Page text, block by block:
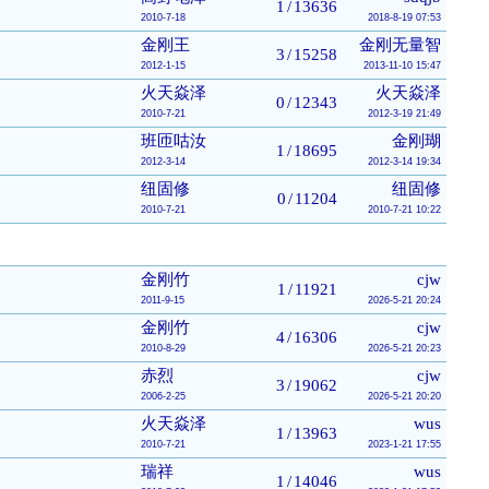
2010-7-18
1 /13636
2018-8-19 07:53
金刚王
2012-1-15
3 /15258
金刚无量智
2013-11-10 15:47
火天焱泽
2010-7-21
0 /12343
火天焱泽
2012-3-19 21:49
班匝咕汝
2012-3-14
1 /18695
金刚瑚
2012-3-14 19:34
纽固修
2010-7-21
0 /11204
纽固修
2010-7-21 10:22
金刚竹
2011-9-15
1 /11921
cjw
2026-5-21 20:24
金刚竹
2010-8-29
4/16306
cjw
2026-5-21 20:23
赤烈
2006-2-25
3 /19062
cjw
2026-5-21 20:20
火天焱泽
2010-7-21
1 /13963
wus
2023-1-21 17:55
瑞祥
1 /14046
wus